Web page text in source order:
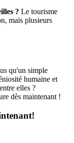
? Le tourisme
mais plusieurs
qu'un simple
humaine et
elles ?
dès maintenant !